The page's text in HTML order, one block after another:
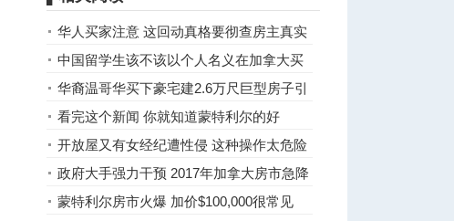
华人买家注意 这回动真格要彻查房主真实
身份
中国留学生该不该以个人名义在加拿大买
房？
华裔温哥华买下豪宅建2.6万尺巨型房子引
争议
看完这个新闻 你就知道蒙特利尔的好
了。。
开放屋又有女经纪遭性侵 这种操作太危险
政府大手强力干预 2017年加拿大房市急降
温
蒙特利尔房市火爆 加价$100,000很常见